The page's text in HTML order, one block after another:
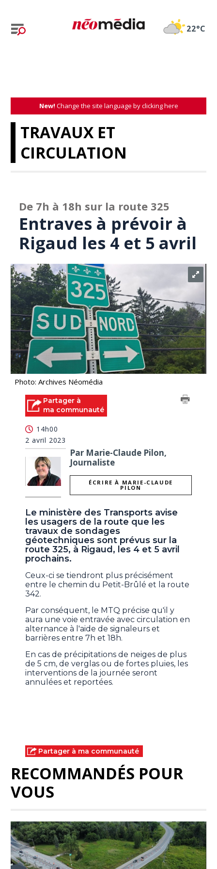
22°C
New! Change the site language by clicking here
TRAVAUX ET
CIRCULATION
De 7h à 18h sur la route 325
Entraves à prévoir à
Rigaud les 4 et 5 avril
Photo: Archives Néomédia
Partager à
ma communauté
14h00
2 avril 2023
Par Marie-Claude Pilon,
Journaliste
ÉCRIRE À MARIE-CLAUDE
PILON
Le ministère des Transports avise
les usagers de la route que les
travaux de sondages
géotechniques sont prévus sur la
route 325, à Rigaud, les 4 et 5 avril
prochains.
Ceux-ci se tiendront plus précisément
entre le chemin du Petit-Brûlé et la route
342.
Par conséquent, le MTQ précise qu'il y
aura une voie entravée avec circulation en
alternance à l'aide de signaleurs et
barrières entre 7h et 18h.
En cas de précipitations de neiges de plus
de 5 cm, de verglas ou de fortes pluies, les
interventions de la journée seront
annulées et reportées.
Partager à ma communauté
RECOMMANDÉS POUR
VOUS